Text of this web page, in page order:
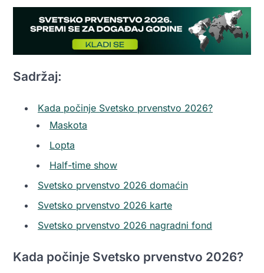
Sadržaj:
Kada počinje Svetsko prvenstvo 2026?
Maskota
Lopta
Half-time show
Svetsko prvenstvo 2026 domaćin
Svetsko prvenstvo 2026 karte
Svetsko prvenstvo 2026 nagradni fond
Kada počinje Svetsko prvenstvo 2026?